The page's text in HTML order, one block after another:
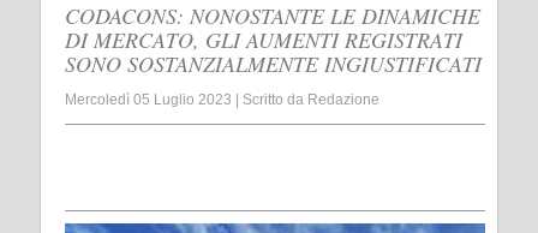
CODACONS: NONOSTANTE LE DINAMICHE
DI MERCATO, GLI AUMENTI REGISTRATI
SONO SOSTANZIALMENTE INGIUSTIFICATI
Mercoledì 05 Luglio 2023 Scritto da Redazione